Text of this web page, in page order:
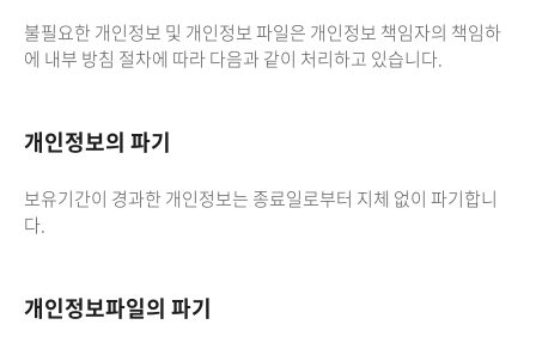
불필요한 개인정보 및 개인정보 파일은 개인정보 책임자의 책임하
에 내부 방침 절차에 따라 다음과 같이 처리하고 있습니다.
개인정보의 파기
보유기간이 경과한 개인정보는 종료일로부터 지체 없이 파기합니
다.
개인정보파일의 파기